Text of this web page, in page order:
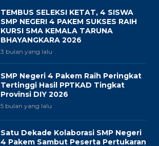
TEMBUS SELEKSI KETAT, 4 SISWA
SMP NEGERI 4 PAKEM SUKSES RAIH
KURSI SMA KEMALA TARUNA
BHAYANGKARA 2026
3 bulan yang lalu
SMP Negeri 4 Pakem Raih Peringkat
Tertinggi Hasil PPTKAD Tingkat
Provinsi DIY 2026
5 bulan yang lalu
Satu Dekade Kolaborasi SMP Negeri
4 Pakem Sambut Peserta Pertukaran